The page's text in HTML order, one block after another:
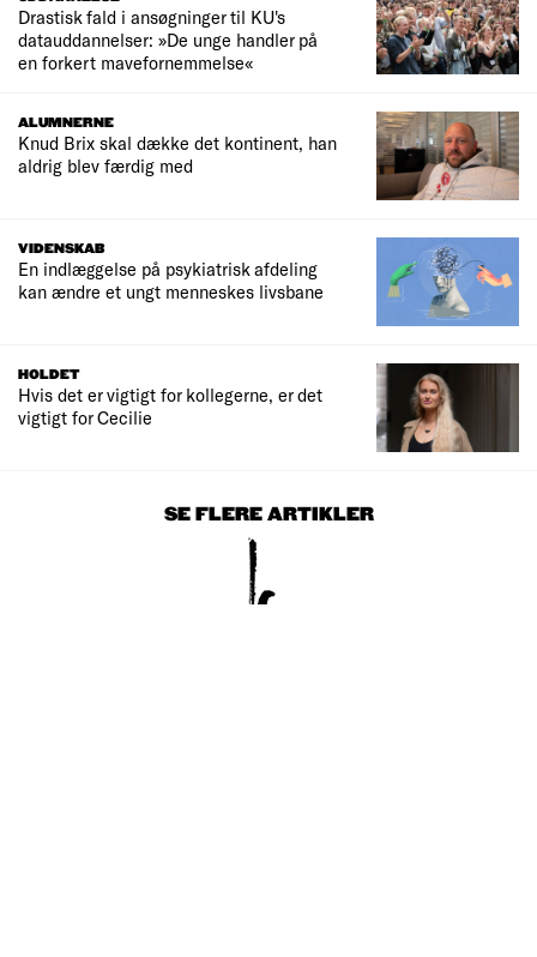
Drastisk fald i ansøgninger til KU's
datauddannelser: »De unge handler på
en forkert mavefornemmelse«
ALUMNERNE
Knud Brix skal dække det kontinent, han
aldrig blev færdig med
VIDENSKAB
En indlæggelse på psykiatrisk afdeling
kan ændre et ungt menneskes livsbane
HOLDET
Hvis det er vigtigt for kollegerne, er det
vigtigt for Cecilie
SE FLERE ARTIKLER